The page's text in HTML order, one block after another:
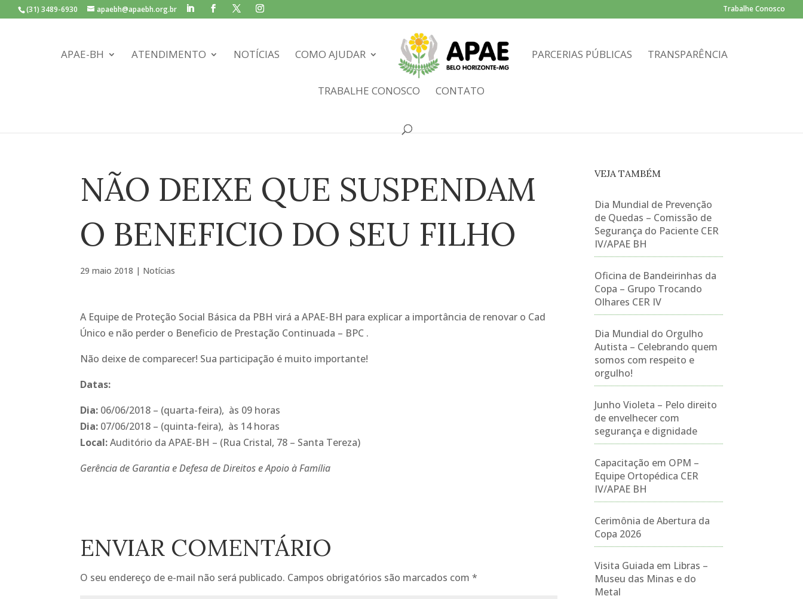
(31) 3489-6930 apaebh@apaebh.org.br Trabalhe Conosco
APAE-BH ATENDIMENTO NOTÍCIAS COMO AJUDAR PARCERIAS PÚBLICAS TRANSPARÊNCIA
TRABALHE CONOSCO CONTATO
NÃO DEIXE QUE SUSPENDAM
O BENEFICIO DO SEU FILHO
29 maio 2018 | Notícias
A Equipe de Proteção Social Básica da PBH virá a APAE-BH para explicar a importância de renovar o Cad
Único e não perder o Beneficio de Prestação Continuada – BPC .
Não deixe de comparecer! Sua participação é muito importante!
Datas:
Dia: 06/06/2018 – (quarta-feira), às 09 horas
Dia: 07/06/2018 – (quinta-feira), às 14 horas
Local:Auditório da APAE-BH – (Rua Cristal, 78 – Santa Tereza)
Gerência de Garantia e Defesa de Direitos e Apoio à Família
ENVIAR COMENTÁRIO
O seu endereço de e-mail não será publicado. Campos obrigatórios são marcados com*
VEJA TAMBÉM
Dia Mundial de Prevenção
de Quedas – Comissão de
Segurança do Paciente CER
IV/APAE BH
Oficina de Bandeirinhas da
Copa – Grupo Trocando
Olhares CER IV
Dia Mundial do Orgulho
Autista – Celebrando quem
somos com respeito e
orgulho!
Junho Violeta – Pelo direito
de envelhecer com
segurança e dignidade
Capacitação em OPM –
Equipe Ortopédica CER
IV/APAE BH
Cerimônia de Abertura da
Copa 2026
Visita Guiada em Libras –
Museu das Minas e do
Metal